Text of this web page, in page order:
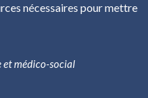
nécessaires pour mettre
et médico-social